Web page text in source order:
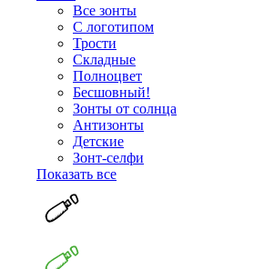
Все зонты
С логотипом
Трости
Складные
Полноцвет
Бесшовный!
Зонты от солнца
Антизонты
Детские
Зонт-селфи
Показать все